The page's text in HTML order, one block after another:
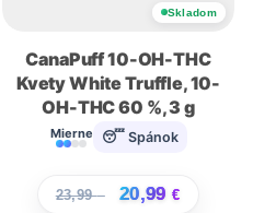
Skladom
CanaPuff 10-OH-THC
Kvety White Truffle, 10-
OH-THC 60 %, 3 g
Mierne 😴 Spánok
23,99€ 20,99 €